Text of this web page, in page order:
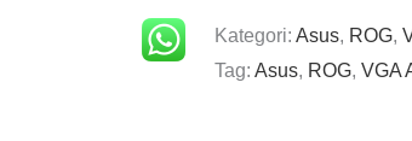
Kategori:Asus, ROG,
Tag:Asus, ROG,VGA